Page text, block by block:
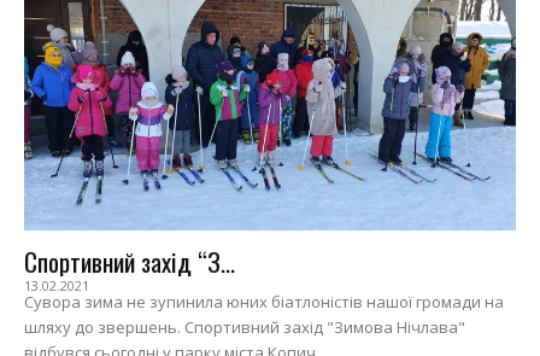
Спортивний захід “З...
13.02.2021
Сувора зима не зупинила юних біатлоністів нашої громади на
шляху до звершень. Спортивний захід "Зимова Нічлава"